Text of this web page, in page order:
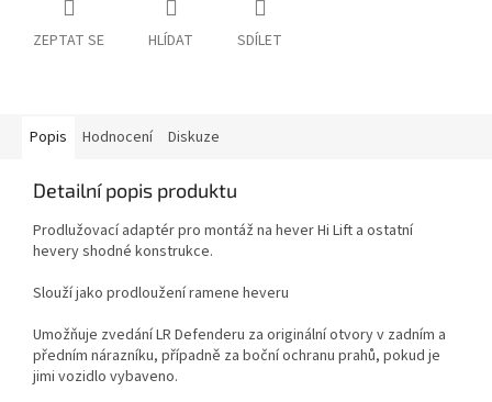
ZEPTAT SE HLÍDAT SDÍLET
Popis Hodnocení Diskuze
Detailní popis produktu
Prodlužovací adaptér pro montáž na hever Hi Lift a ostatní
hevery shodné konstrukce.
Slouží jako prodloužení ramene heveru
Umožňuje zvedání LR Defenderu za originální otvory v zadním a
předním nárazníku, případně za boční ochranu prahů, pokud je
jimi vozidlo vybaveno.